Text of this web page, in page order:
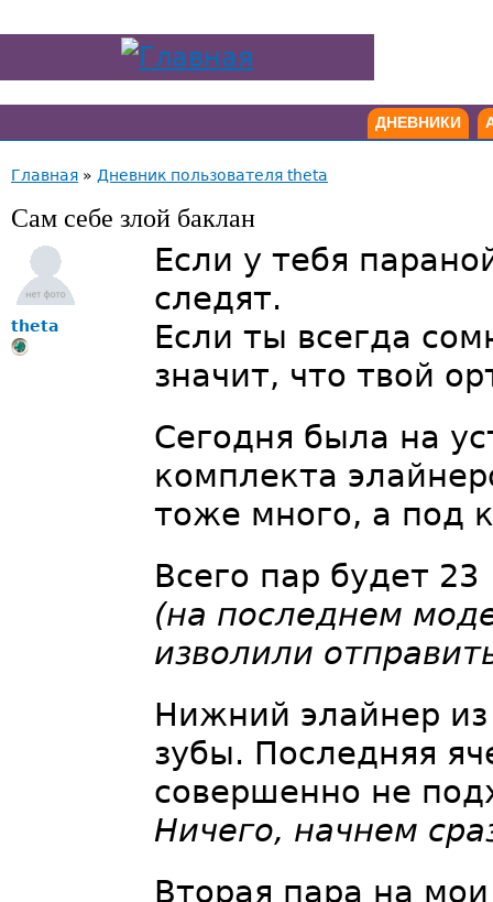
ДНЕВНИКИ
Главная » Дневник пользователя theta
Сам себе злой баклан
theta
Если у тебя
следят.
Если ты всегда
значит, что твой
Сегодня была на
комплекта
тоже много, а под
Всего пар будет 23
(на последнем
изволили
Нижний элайнер
зубы. Последняя
совершенно не
Ничего, начнем
Вторая пара на